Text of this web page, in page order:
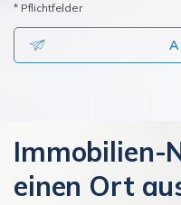
* Pflichtfelder
Immobilien-
einen Ort